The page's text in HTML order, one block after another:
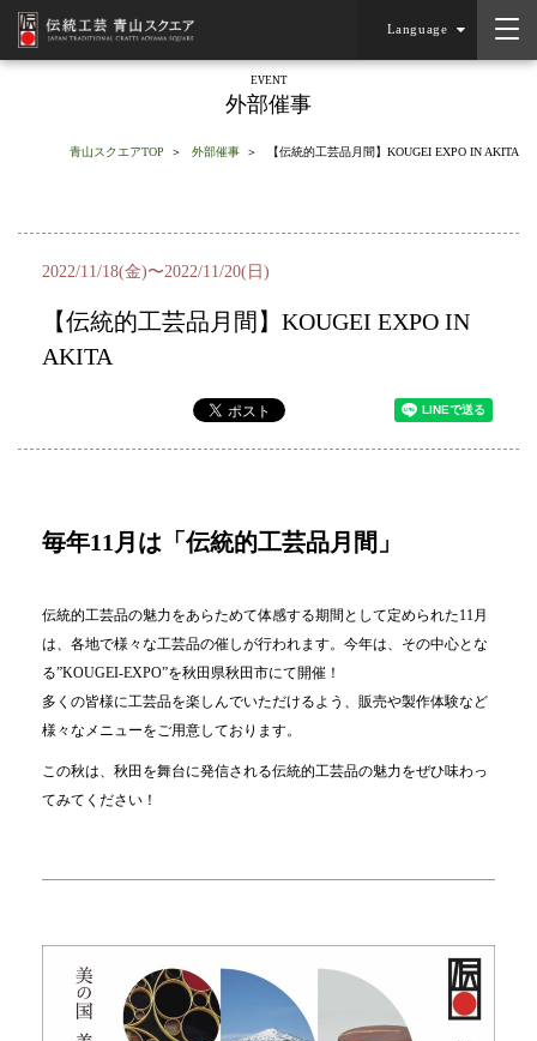
Language
EVENT
外部催事
青山スクエアTOP 外部催事 【伝統的工芸品月間】KOUGEI EXPO IN AKITA
2022/11/18(金)〜2022/11/20(日)
【伝統的工芸品月間】KOUGEI EXPO IN
AKITA
毎年11月は「伝統的工芸品月間」
伝統的工芸品の魅力をあらためて体感する期間として定められた11月
は、各地で様々な工芸品の催しが行われます。今年は、その中心とな
る”KOUGEI-EXPO”を秋田県秋田市にて開催！
多くの皆様に工芸品を楽しんでいただけるよう、販売や製作体験など
様々なメニューをご用意しております。
この秋は、秋田を舞台に発信される伝統的工芸品の魅力をぜひ味わっ
てみてください！